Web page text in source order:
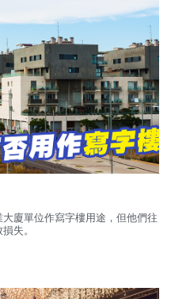
廈單位作寫字樓用途，但他們往
失。